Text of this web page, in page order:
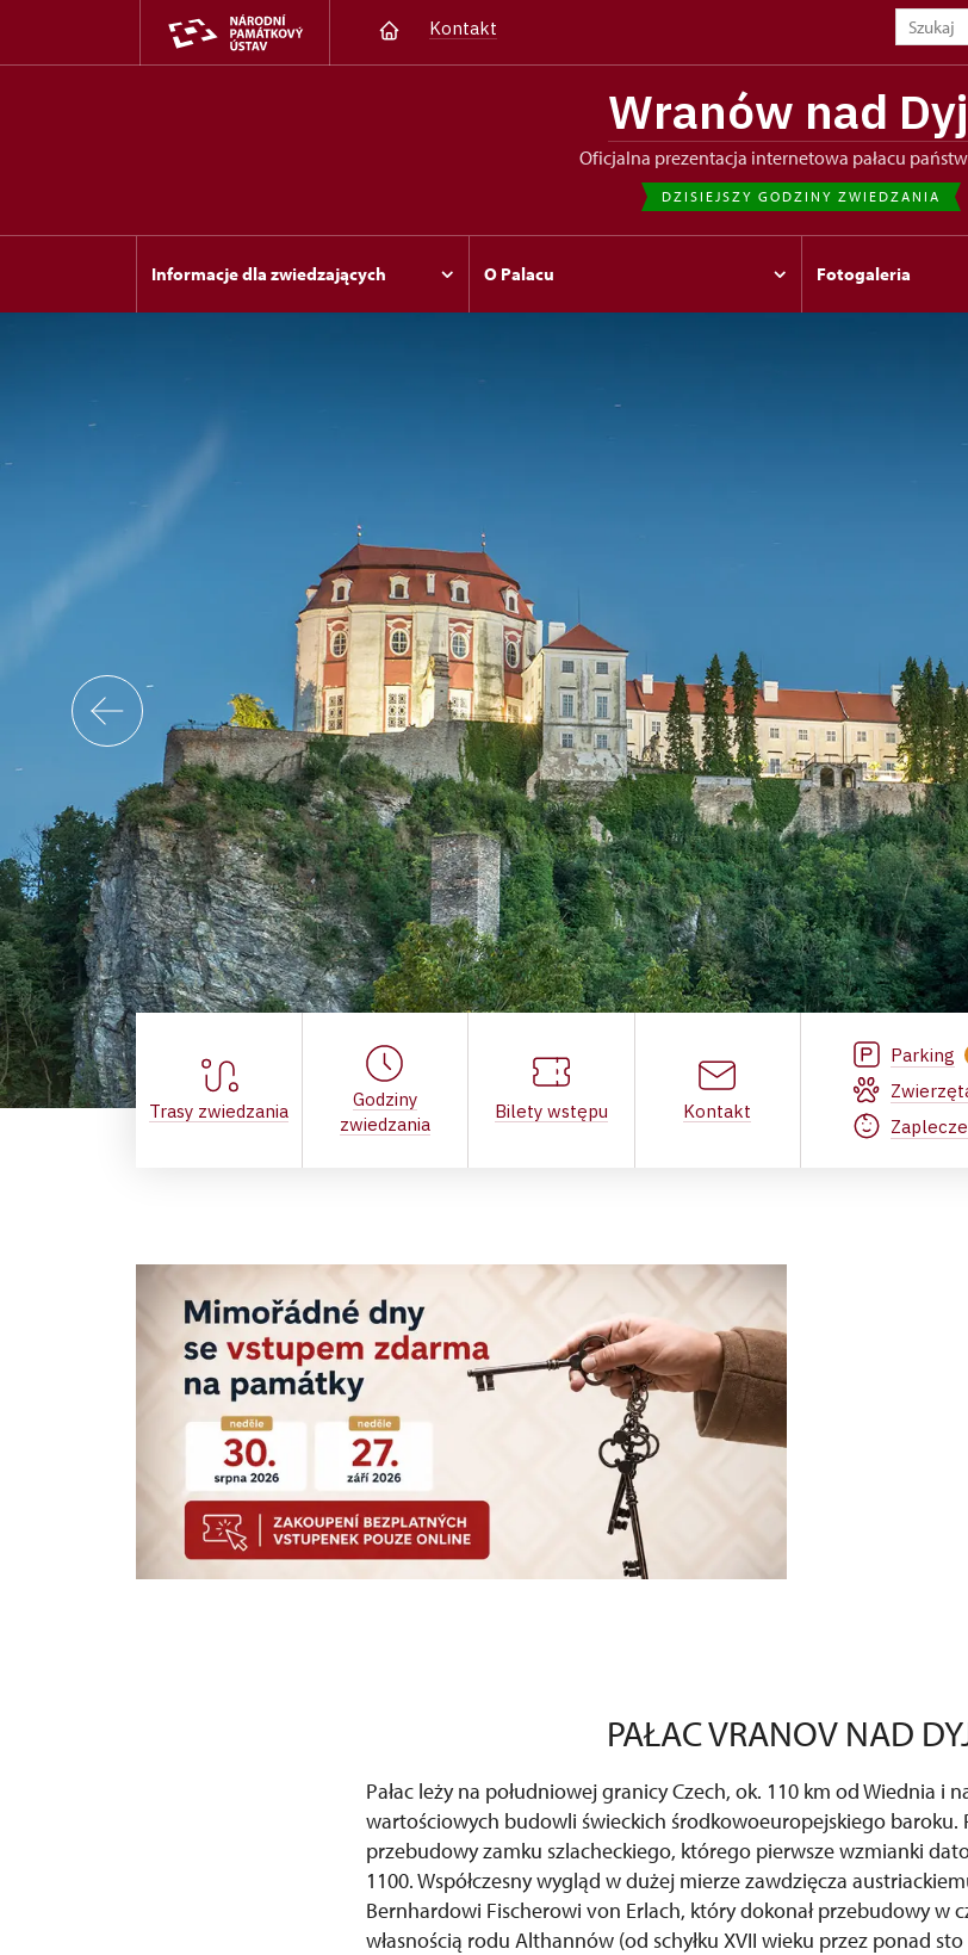
Kontakt
Wranów nad
oficjalna prezentacja internetowa pałacu
DZISIEJSZY GODZINY ZWIEDZANIA
Informacje dla zwiedzających O Palacu Fotogaleria
Trasy zwiedzania
Godziny
zwiedzania
Bilety wstępu Kontakt
Parking
Pałac Vranovski jest częścią Parku Narodowego
PAŁAC VRANOV NAD
Pałac leży na południowej granicy Czech, ok. 110 km od Wiednia i
wartościowych budowli świeckich środkowoeuropejskiego baroku.
przebudowy zamku szlacheckiego, którego pierwsze wzmianki
1100. Współczesny wygląd w dużej mierze zawdzięcza
Bernhardowi Fischerowi von Erlach, który dokonał przebudowy w
własnością rodu Althannów (od schyłku XVII wieku przez ponad